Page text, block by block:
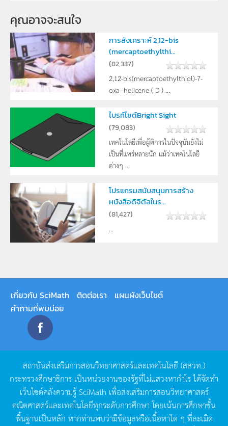
คุณอาจจะสนใจ
การสังเคราะห์ 2,12-bis
(mercaptoethylthi...
(82,337)
2,12-bis(mercaptoethylthiol)-7-
oxa--helicene ( D ) ...
ไบรท์ไซต์Bright Sight
(79,083)
เทคโนโลยีเพื่อผู้พิการในปัจจุบันยังไม่
เป็นที่แพร่หลายนัก แม้ว่าเทคโนโลยี
ต่างๆ ...
โปรแกรมสนับสนุนการสร้าง
หนังสือดิจิตัลในร...
(81,427)
...
เกี่ยวกับ SciMath ติดต่อเรา
แผนผังเว็บไซต์
คำถามที่พบบ่อย
สถาบันส่งเสริมการสอนวิทยาศาสตร์และเทคโนโลยี (สสวท.)
กระทรวงศึกษาธิการ เป็นหน่วยงานของรัฐที่ไม่แสวงหากำไรได้จัดทำ
เว็บไซต์คลังความรู้SciMath เพื่อส่งเสริมการสอนวิทยาศาสตร์
คณิตศาสตร์และเทคโนโลยีทุกระดับการศึกษา โดยเน้นการศึกษาขั้น
พื้นฐานเป็นหลัก หากท่านพบว่ามีข้อมูลหรือเนื้อหาใด ๆ ที่ละเมิด